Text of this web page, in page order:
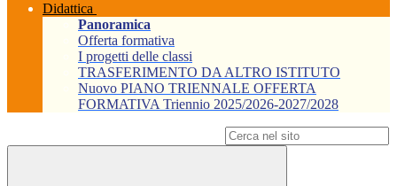
Didattica
Panoramica
Offerta formativa
I progetti delle classi
TRASFERIMENTO DA ALTRO ISTITUTO
Nuovo PIANO TRIENNALE OFFERTA
FORMATIVA Triennio 2025/2026-2027/2028